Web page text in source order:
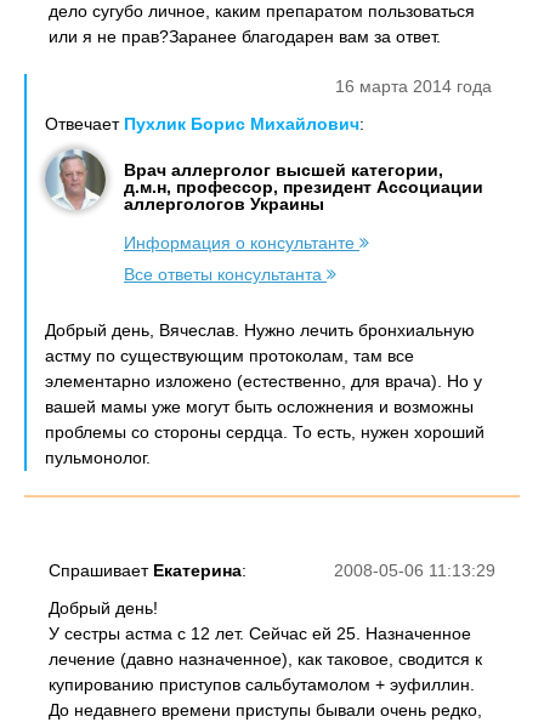
дело сугубо личное, каким препаратом пользоваться
или я не прав?Заранее благодарен вам за ответ.
16 марта 2014 года
Отвечает Пухлик Борис Михайлович:
Врач аллерголог высшей категории,
д.м.н, профессор, президент Ассоциации
аллергологов Украины
Информация о консультанте
Все ответы консультанта
Добрый день, Вячеслав. Нужно лечить бронхиальную
астму по существующим протоколам, там все
элементарно изложено (естественно, для врача). Но у
вашей мамы уже могут быть осложнения и возможны
проблемы со стороны сердца. То есть, нужен хороший
пульмонолог.
2008-05-06 11:13:29
Спрашивает Екатерина:
Добрый день!
У сестры астма с 12 лет. Сейчас ей 25. Назначенное
лечение (давно назначенное), как таковое, сводится к
купированию приступов сальбутамолом + эуфиллин.
До недавнего времени приступы бывали очень редко,